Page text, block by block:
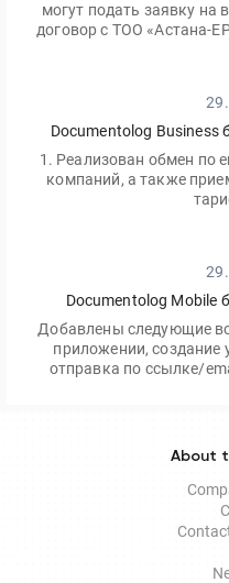
могут подать заявку на
договор с ТОО «Астана-
Documentolog Business
1. Реализован обмен по
компаний, а также
Documentolog Mobile
Добавлены следующие
приложении, создание
отправка по ссылке/
About